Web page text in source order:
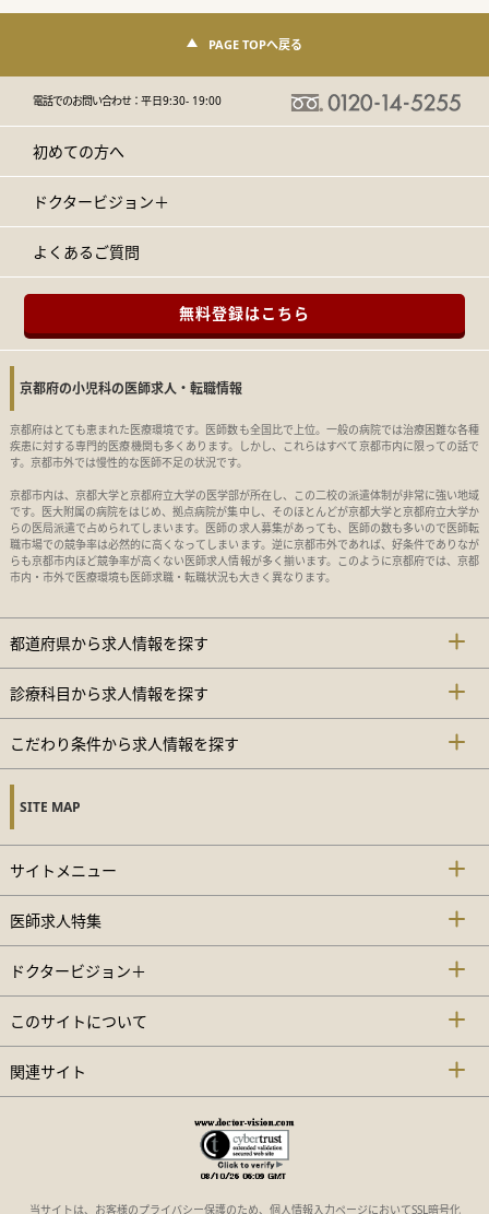
PAGE TOPへ戻る
電話でのお問い合わせ：平日9:30- 19:00
初めての方へ
ドクタービジョン＋
よくあるご質問
無料登録はこちら
京都府の小児科の医師求人・転職情報
京都府はとても恵まれた医療環境です。医師数も全国比で上位。一般の病院では治療困難な各種
疾患に対する専門的医療機関も多くあります。しかし、これらはすべて京都市内に限っての話で
す。京都市外では慢性的な医師不足の状況です。
京都市内は、京都大学と京都府立大学の医学部が所在し、この二校の派遣体制が非常に強い地域
です。医大附属の病院をはじめ、拠点病院が集中し、そのほとんどが京都大学と京都府立大学か
らの医局派遣で占められてしまいます。医師の求人募集があっても、医師の数も多いので医師転
職市場での競争率は必然的に高くなってしまいます。逆に京都市外であれば、好条件でありなが
らも京都市内ほど競争率が高くない医師求人情報が多く揃います。このように京都府では、京都
市内・市外で医療環境も医師求職・転職状況も大きく異なります。
都道府県から求人情報を探す
診療科目から求人情報を探す
こだわり条件から求人情報を探す
SITE MAP
サイトメニュー
医師求人特集
ドクタービジョン＋
このサイトについて
関連サイト
当サイトは、お客様のプライバシー保護のため、個人情報入力ページにおいてSSL暗号化